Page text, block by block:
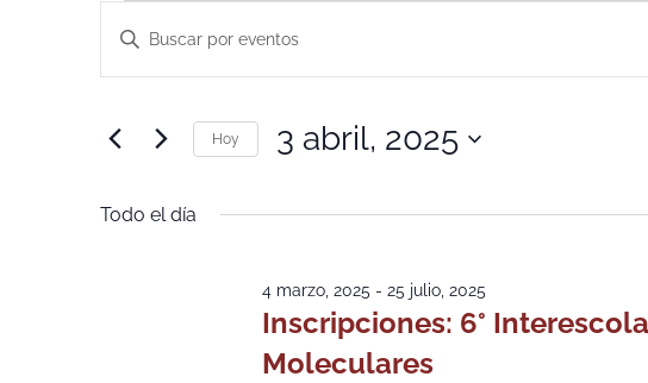
Navegación
de
búsqueda
y
vistas
Introduce
clave.
para
Hoy 3 abril, 2025
Todo el día
Inscripciones: 6°
Moleculares
4 marzo, 2025 - 25 julio, 2025